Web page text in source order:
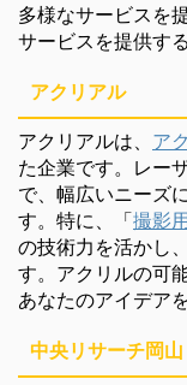
多様なサービスを
サービスを提供す
アクリアル
アクリアルは、 ア
た企業です。レー
で、幅広いニーズ
す。特に、「撮影
の技術力を活かし
す。アクリルの可
あなたのアイデア
中央リサーチ岡山